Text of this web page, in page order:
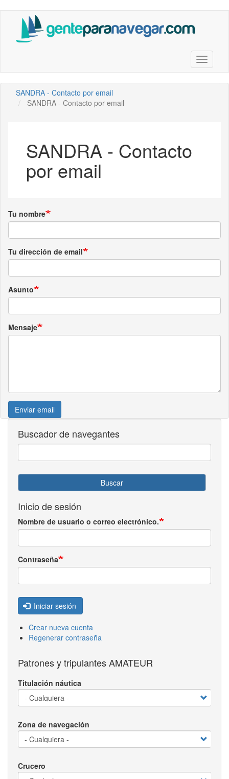
contenido
Toggle
SANDRA - Contacto por email
SANDRA - Contacto por email
SANDRA - Contacto
por email
Tu nombre
Tu dirección de email
Asunto
Mensaje
Enviar email
Buscador de navegantes
Buscar
Inicio de sesión
Nombre de usuario o correo electrónico.
Contraseña
Iniciar sesión
Crear nueva cuenta
Regenerar contraseña
Patrones y tripulantes AMATEUR
Titulación náutica
Zona de navegación
Crucero